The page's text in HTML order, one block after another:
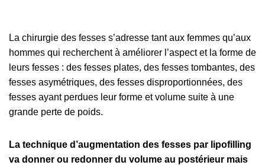
La chirurgie des fesses s’adresse tant aux femmes qu’aux
hommes qui recherchent à améliorer l’aspect et la forme de
leurs fesses : des fesses plates, des fesses tombantes, des
fesses asymétriques, des fesses disproportionnées, des
fesses ayant perdues leur forme et volume suite à une
grande perte de poids.
La technique d’augmentation des fesses par lipofilling
va donner ou redonner du volume au postérieur mais